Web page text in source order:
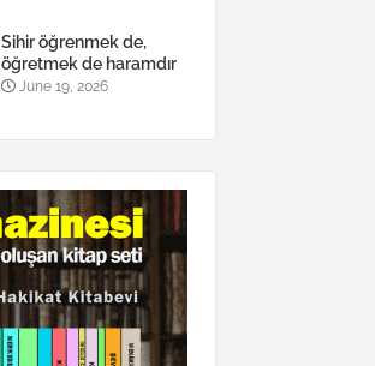
Sihir öğrenmek de,
öğretmek de haramdır
June 19, 2026